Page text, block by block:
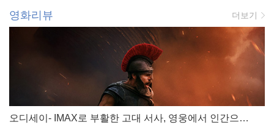
영화리뷰 더보기
오디세이- IMAX로 부활한 고대 서사, 영웅에서 인간으로의 귀환 (오락성 9 | 작품성 9)